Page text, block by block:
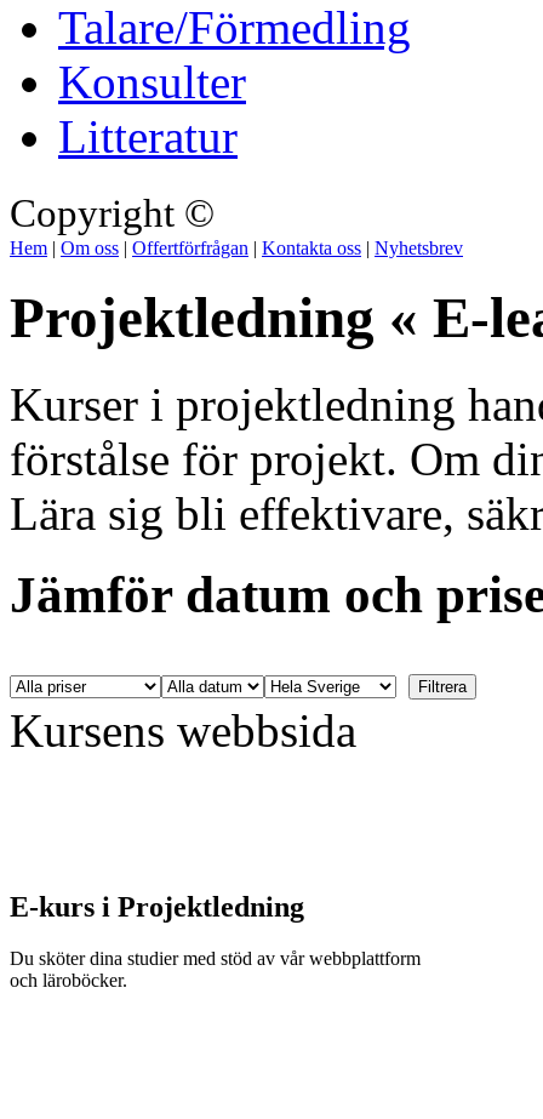
Talare/Förmedling
Konsulter
Litteratur
Copyright ©
Hem | Om oss | Offertförfrågan | Kontakta oss | Nyhetsbrev
Projektledning « E-
Kurser i projektledning
förstålse för projekt. Om
Lära sig bli effektivare,
Jämför datum och
Kursens webbsida
E-kurs i Projektledning
Du sköter dina studier med stöd av vår webbplattform
och läroböcker.